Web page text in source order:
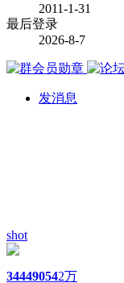
2011-1-31
最后登录
2026-8-7
发消息
shot
344490542万